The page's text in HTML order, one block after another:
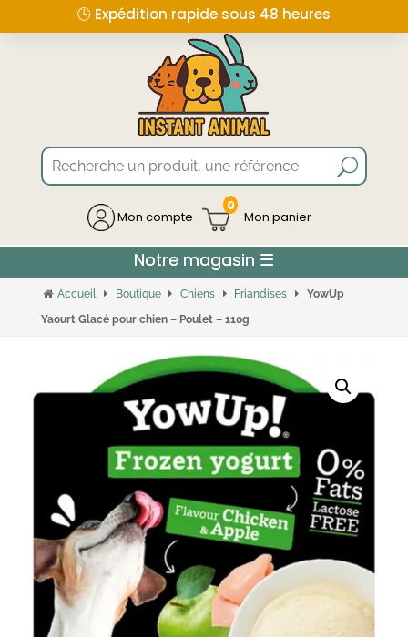
🕒 Expédition rapide sous 48 heures
Mon compte
0
Accueil Boutique Chiens Friandises
YowUp
Yaourt Glacé pour chien – Poulet – 110g